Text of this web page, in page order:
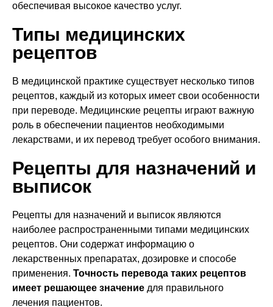
обеспечивая высокое качество услуг.
Типы медицинских
рецептов
В медицинской практике существует несколько типов
рецептов, каждый из которых имеет свои особенности
при переводе. Медицинские рецепты играют важную
роль в обеспечении пациентов необходимыми
лекарствами, и их перевод требует особого внимания.
Рецепты для назначений и
выписок
Рецепты для назначений и выписок являются
наиболее распространенными типами медицинских
рецептов. Они содержат информацию о
лекарственных препаратах, дозировке и способе
применения. Точность перевода таких рецептов
имеет решающее значение для правильного
лечения пациентов.